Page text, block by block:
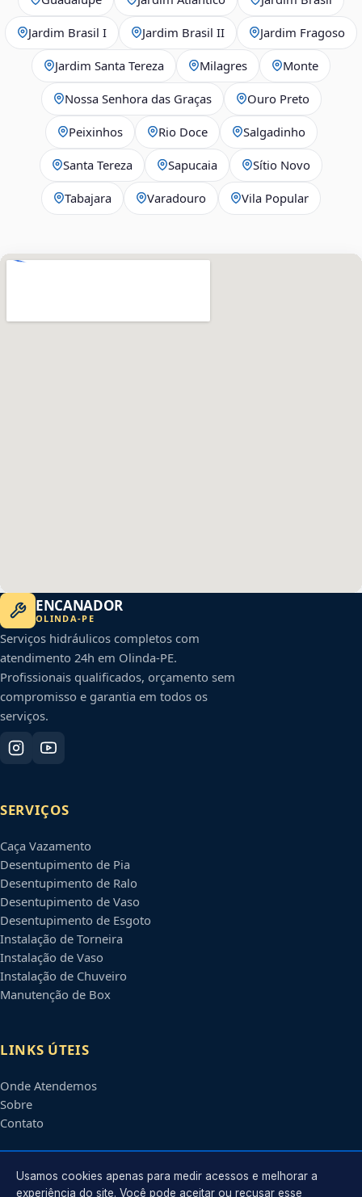
Jardim Brasil I Jardim Brasil II Jardim Fragoso
Jardim Santa Tereza Milagres Monte
Nossa Senhora das Graças Ouro Preto
Peixinhos Rio Doce Salgadinho
Santa Tereza Sapucaia Sítio Novo
Tabajara Varadouro Vila Popular
ENCANADOR
OLINDA-PE
Serviços hidráulicos completos com
atendimento 24h em Olinda-PE.
Profissionais qualificados, orçamento sem
compromisso e garantia em todos os
serviços.
SERVIÇOS
Caça Vazamento
Desentupimento de Pia
Desentupimento de Ralo
Desentupimento de Vaso
Desentupimento de Esgoto
Instalação de Torneira
Instalação de Vaso
Instalação de Chuveiro
Manutenção de Box
LINKS ÚTEIS
Onde Atendemos
Sobre
Contato
CONTATO
Usamos cookies apenas para medir acessos e melhorar a
experiência do site. Você pode aceitar ou recusar esse